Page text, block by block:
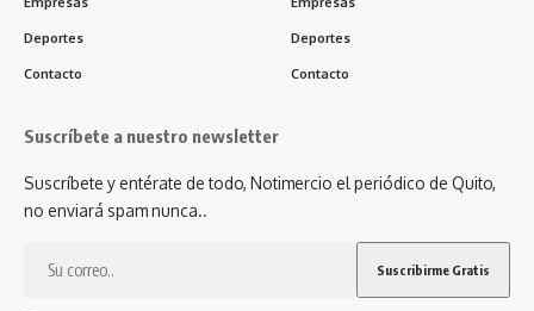
Deportes
Contacto
Deportes
Contacto
Suscríbete a nuestro newsletter
Suscríbete y entérate de todo, Notimercio el periódico de Quito,
no enviará spam nunca..